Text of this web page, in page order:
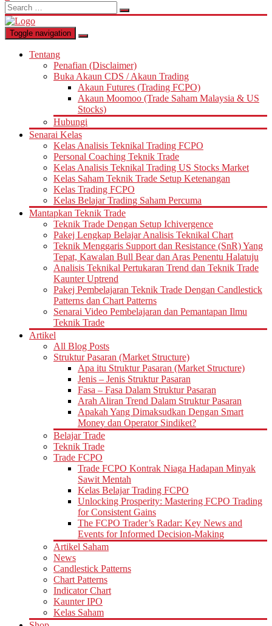
Search
for:
Toggle navigation
Tentang
Penafian (Disclaimer)
Buka Akaun CDS / Akaun Trading
Akaun Futures (Trading FCPO)
Akaun Moomoo (Trade Saham Malaysia & US
Stocks)
Hubungi
Senarai Kelas
Kelas Analisis Teknikal Trading FCPO
Personal Coaching Teknik Trade
Kelas Analisis Teknikal Trading US Stocks Market
Kelas Saham Teknik Trade Setup Ketenangan
Kelas Trading FCPO
Kelas Belajar Trading Saham Percuma
Mantapkan Teknik Trade
Teknik Trade Dengan Setup Ichivergence
Pakej Lengkap Belajar Analisis Teknikal Chart
Teknik Menggaris Support dan Resistance (SnR) Yang
Tepat, Kawalan Bull Bear dan Aras Penentu Halatuju
Analisis Teknikal Pertukaran Trend dan Teknik Trade
Kaunter Uptrend
Pakej Pembelajaran Teknik Trade Dengan Candlestick
Patterns dan Chart Patterns
Senarai Video Pembelajaran dan Pemantapan Ilmu
Teknik Trade
Artikel
All Blog Posts
Struktur Pasaran (Market Structure)
Apa itu Struktur Pasaran (Market Structure)
Jenis – Jenis Struktur Pasaran
Fasa – Fasa Dalam Struktur Pasaran
Arah Aliran Trend Dalam Struktur Pasaran
Apakah Yang Dimaksudkan Dengan Smart
Money dan Operator Sindiket?
Belajar Trade
Teknik Trade
Trade FCPO
Trade FCPO Kontrak Niaga Hadapan Minyak
Sawit Mentah
Kelas Belajar Trading FCPO
Unlocking Prosperity: Mastering FCPO Trading
for Consistent Gains
The FCPO Trader’s Radar: Key News and
Events for Informed Decision-Making
Artikel Saham
News
Candlestick Patterns
Chart Patterns
Indicator Chart
Kaunter IPO
Kelas Saham